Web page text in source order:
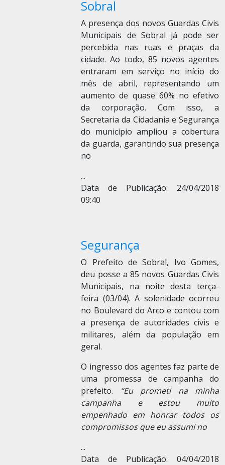
Sobral
A presença dos novos Guardas Civis
Municipais de Sobral já pode ser
percebida nas ruas e praças da
cidade. Ao todo, 85 novos agentes
entraram em serviço no início do
mês de abril, representando um
aumento de quase 60% no efetivo
da corporação. Com isso, a
Secretaria da Cidadania e Segurança
do município ampliou a cobertura
da guarda, garantindo sua presença
no
...
Data de Publicação: 24/04/2018
09:40
Segurança
O Prefeito de Sobral, Ivo Gomes,
deu posse a 85 novos Guardas Civis
Municipais, na noite desta terça-
feira (03/04). A solenidade ocorreu
no Boulevard do Arco e contou com
a presença de autoridades civis e
militares, além da população em
geral.
O ingresso dos agentes faz parte de
uma promessa de campanha do
prefeito.
“Eu prometi na minha
campanha e estou muito
empenhado em honrar todos os
compromissos que eu assumi no
...
Data de Publicação: 04/04/2018